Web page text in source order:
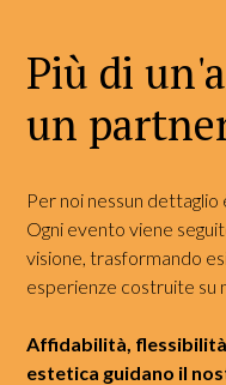
Più di
un
Per noi nessun dettaglio
Ogni evento viene
visione, trasformando
esperienze costruite su
Affidabilità,
estetica guidano il